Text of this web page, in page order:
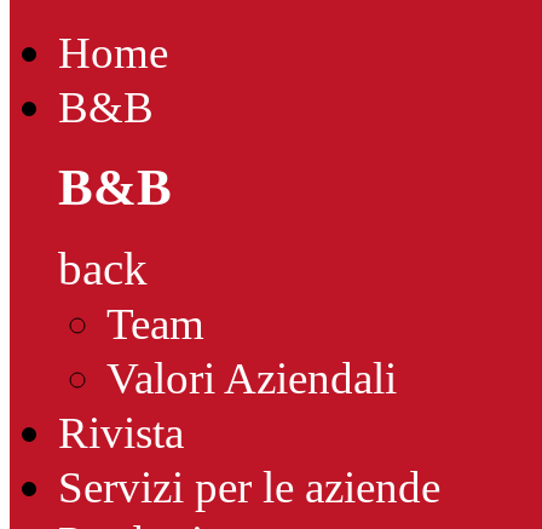
Home
B&B
B&B
back
Team
Valori Aziendali
Rivista
Servizi per le aziende